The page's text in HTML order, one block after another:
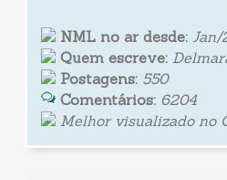
NML no ar desde: Jan/
Quem escreve:
Postagens: 550
Comentários: 6204
Melhor visualizado no